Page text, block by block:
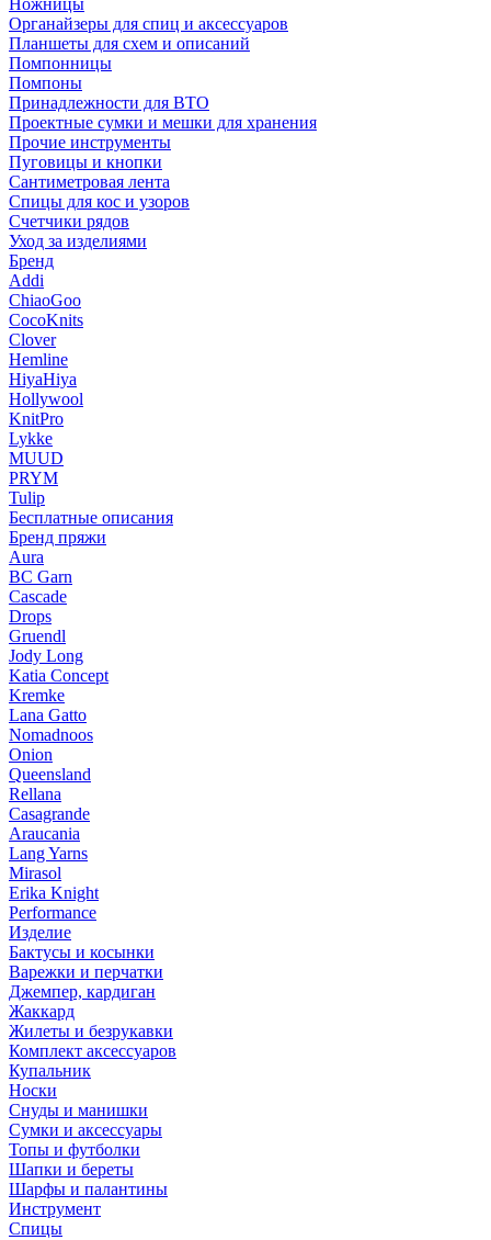
Ножницы
Органайзеры для спиц и аксессуаров
Планшеты для схем и описаний
Помпонницы
Помпоны
Принадлежности для ВТО
Проектные сумки и мешки для хранения
Прочие инструменты
Пуговицы и кнопки
Сантиметровая лента
Спицы для кос и узоров
Счетчики рядов
Уход за изделиями
Бренд
Addi
ChiaoGoo
CocoKnits
Clover
Hemline
HiyaHiya
Hollywool
KnitPro
Lykke
MUUD
PRYM
Tulip
Бесплатные описания
Бренд пряжи
Aura
BC Garn
Cascade
Drops
Gruendl
Jody Long
Katia Concept
Kremke
Lana Gatto
Nomadnoos
Onion
Queensland
Rellana
Casagrande
Araucania
Lang Yarns
Mirasol
Erika Knight
Performance
Изделие
Бактусы и косынки
Варежки и перчатки
Джемпер, кардиган
Жаккард
Жилеты и безрукавки
Комплект аксессуаров
Купальник
Носки
Снуды и манишки
Сумки и аксессуары
Топы и футболки
Шапки и береты
Шарфы и палантины
Инструмент
Спицы